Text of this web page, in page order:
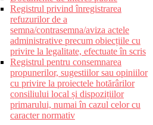
Registrul privind înregistrarea
refuzurilor de a
semna/contrasemna/aviza actele
administrative precum obiecțiile cu
privire la legalitate, efectuate în scris
Registrul pentru consemnarea
propunerilor, sugestiilor sau opiniilor
cu privire la proiectele hotărârilor
consiliului local și dispozițiilor
primarului, numai în cazul celor cu
caracter normativ